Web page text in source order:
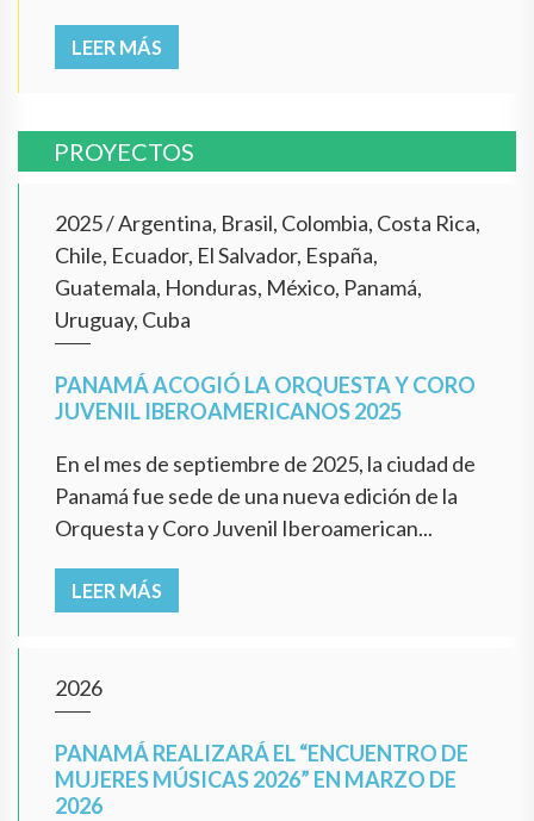
LEER MÁS
PROYECTOS
2025/Argentina, Brasil, Colombia, Costa Rica,
Chile, Ecuador, El Salvador, España,
Guatemala, Honduras, México, Panamá,
Uruguay, Cuba
PANAMÁ ACOGIÓ LA ORQUESTA Y CORO
JUVENIL IBEROAMERICANOS 2025
En el mes de septiembre de 2025, la ciudad de
Panamá fue sede de una nueva edición de la
Orquesta y Coro Juvenil Iberoamerican...
LEER MÁS
2026
PANAMÁ REALIZARÁ EL “ENCUENTRO DE
MUJERES MÚSICAS 2026” EN MARZO DE
2026